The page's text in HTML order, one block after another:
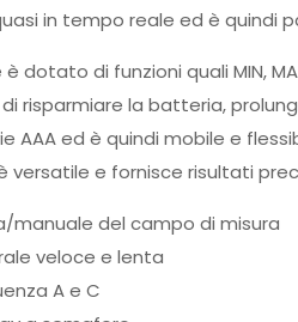
in tempo reale ed è quindi
è dotato di funzioni quali MIN,
risparmiare la batteria,
ed è quindi mobile e
versatile e fornisce risultati
manuale del campo di misura
veloce e lenta
A e C